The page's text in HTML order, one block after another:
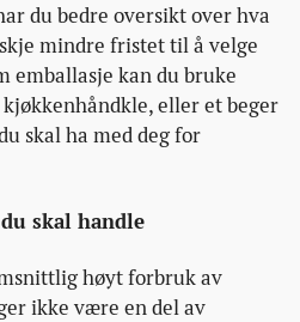
du bedre oversikt over hva
mindre fristet til å velge
emballasje kan du bruke
eller et beger
skal ha med deg for
skal handle
høyt forbruk av
ikke være en del av